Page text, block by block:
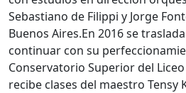
Sebastiano de Filippi y Jorge
Buenos Aires.En 2016 se
continuar con su
Conservatorio Superior del
recibe clases del maestro Tensy